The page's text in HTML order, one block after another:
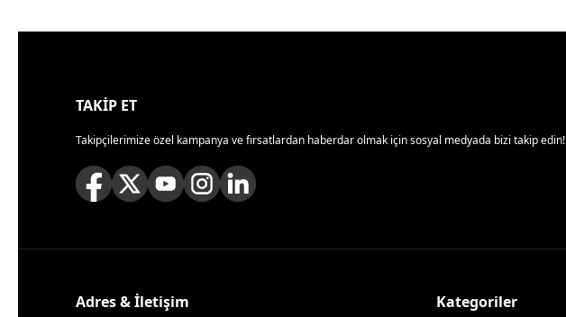
TAKİP ET
Takipçilerimize özel kampanya ve fırsatlardan haberdar olmak için sosyal medyada bizi takip edin!
Adres & İletişim Kategoriler